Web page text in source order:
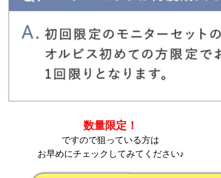
数量限定！
ですので狙っている方は
お早めにチェックしてみてください♪